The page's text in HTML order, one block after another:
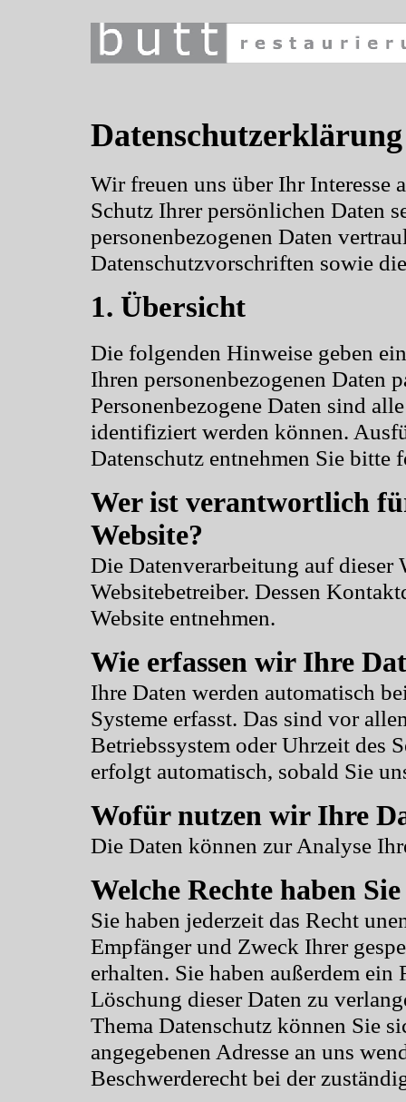
Datenschutzerklärung
Wir freuen uns über Ihr Interesse
Schutz Ihrer persönlichen Daten
personenbezogenen Daten
Datenschutzvorschriften sowie
1. Übersicht
Die folgenden Hinweise geben
Ihren personenbezogenen Daten
Personenbezogene Daten sind
identifiziert werden können.
Datenschutz entnehmen Sie bitte
Wer ist verantwortlich
Website?
Die Datenverarbeitung auf dieser
Websitebetreiber. Dessen
Website entnehmen.
Wie erfassen wir Ihre
Ihre Daten werden automatisch
Systeme erfasst. Das sind vor
Betriebssystem oder Uhrzeit des
erfolgt automatisch, sobald Sie
Wofür nutzen wir Ihre
Die Daten können zur Analyse
Welche Rechte haben
Sie haben jederzeit das Recht
Empfänger und Zweck Ihrer
erhalten. Sie haben außerdem
Löschung dieser Daten zu
Thema Datenschutz können Sie
angegebenen Adresse an uns
Beschwerderecht bei der